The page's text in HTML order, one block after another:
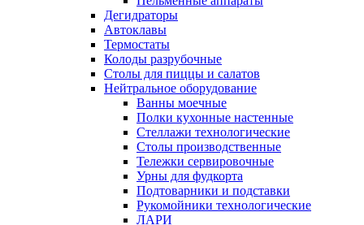
Дегидраторы
Автоклавы
Термостаты
Колоды разрубочные
Столы для пиццы и салатов
Нейтральное оборудование
Ванны моечные
Полки кухонные настенные
Стеллажи технологические
Столы производственные
Тележки сервировочные
Урны для фудкорта
Подтоварники и подставки
Рукомойники технологические
ЛАРИ